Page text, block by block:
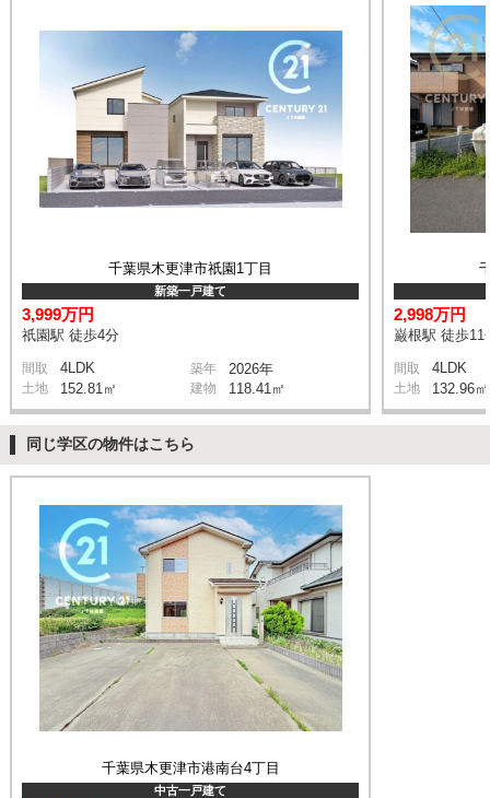
千葉県木更津市祇園1丁目
新築一戸建て
3,999万円
祇園駅 徒歩4分
間取 4LDK 築年 2026年
土地 152.81㎡ 建物 118.41㎡
2,998万円
巌根駅 徒歩11
間取 4LDK
土地 132.96㎡
同じ学区の物件はこちら
千葉県木更津市港南台4丁目
中古一戸建て